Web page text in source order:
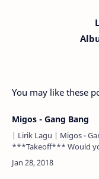
You may like these
Migos - Gang Bang
| Lirik Lagu | Migos -
***Takeoff*** Would
***Takeoff*** Hey, I
say (to say) But …